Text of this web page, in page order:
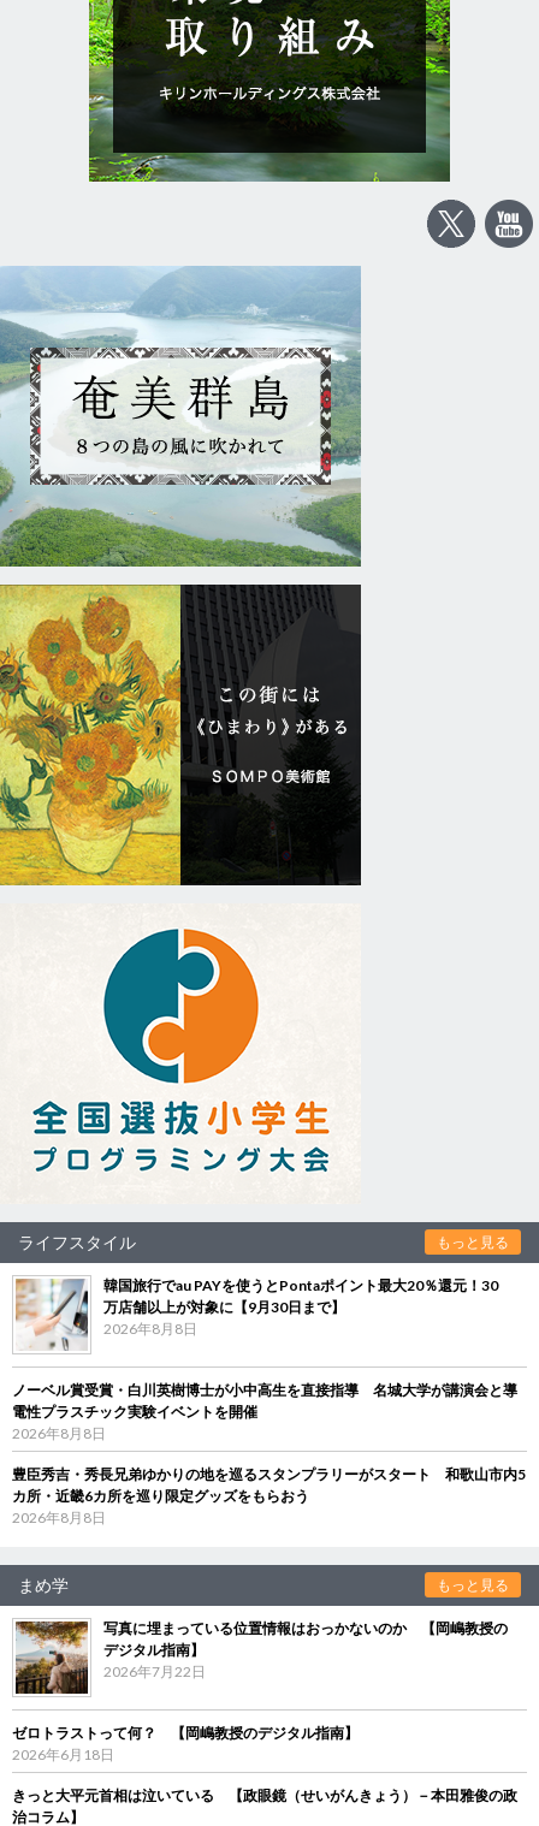
ライフスタイル もっと見る
韓国旅行でau PAYを使うとPontaポイント最大20％還元！30
万店舗以上が対象に【9月30日まで】
2026年8月8日
ノーベル賞受賞・白川英樹博士が小中高生を直接指導 名城大学が講演会と導
電性プラスチック実験イベントを開催
2026年8月8日
豊臣秀吉・秀長兄弟ゆかりの地を巡るスタンプラリーがスタート 和歌山市内5
カ所・近畿6カ所を巡り限定グッズをもらおう
2026年8月8日
まめ学 もっと見る
写真に埋まっている位置情報はおっかないのか 【岡嶋教授の
デジタル指南】
2026年7月22日
ゼロトラストって何？ 【岡嶋教授のデジタル指南】
2026年6月18日
きっと大平元首相は泣いている 【政眼鏡（せいがんきょう）－本田雅俊の政
治コラム】